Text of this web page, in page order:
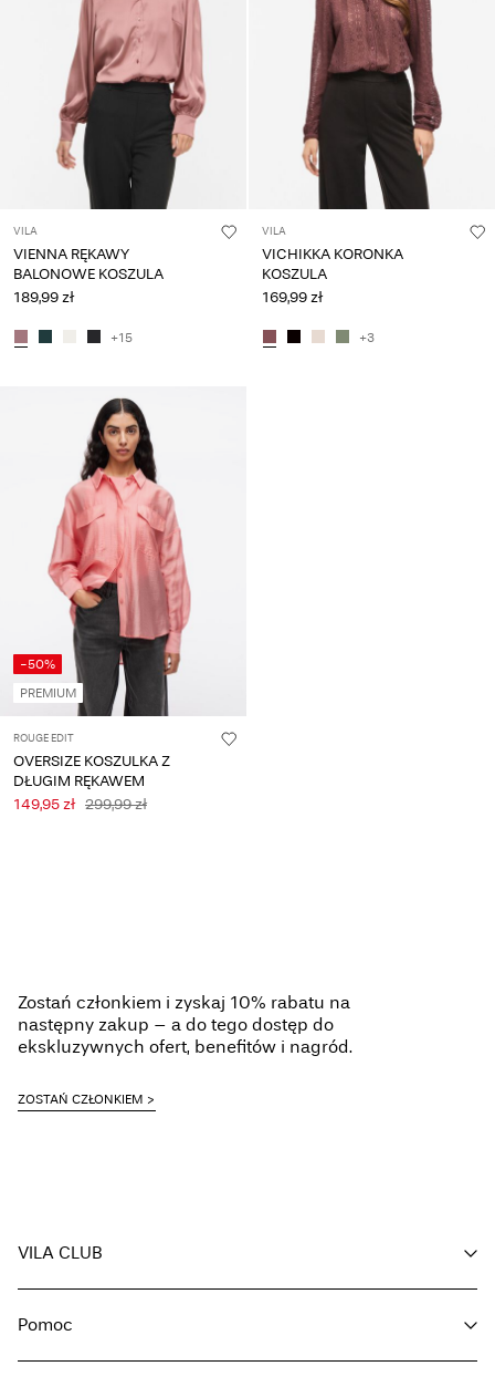
Polska
polski
VILA
VIENNA RĘKAWY
BALONOWE KOSZULA
189,99 zł
+15
VILA
VICHIKKA KORONKA
KOSZULA
169,99 zł
+3
-50%
PREMIUM
ROUGE EDIT
OVERSIZE KOSZULKA Z
DŁUGIM RĘKAWEM
149,95 zł 299,99 zł
Zostań członkiem i zyskaj 10% rabatu na
następny zakup – a do tego dostęp do
ekskluzywnych ofert, benefitów i nagród.
ZOSTAŃ CZŁONKIEM
VILA CLUB
Zostań członkiemn
Moje konto
Pomoc